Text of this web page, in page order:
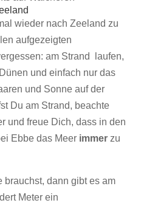
wieder nach Zeeland zu
aufgezeigten
am Strand laufen,
und einfach nur das
und Sonne auf der
Du am Strand, beachte
und freue Dich, dass in den
Ebbe das Meer immer zu
brauchst, dann gibt es am
Meter ein